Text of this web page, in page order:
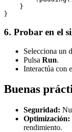
    }
}
6. Probar en el
Selecciona un
Pulsa Run.
Interactúa con
Buenas
Seguridad:
Optimización:
rendimiento.